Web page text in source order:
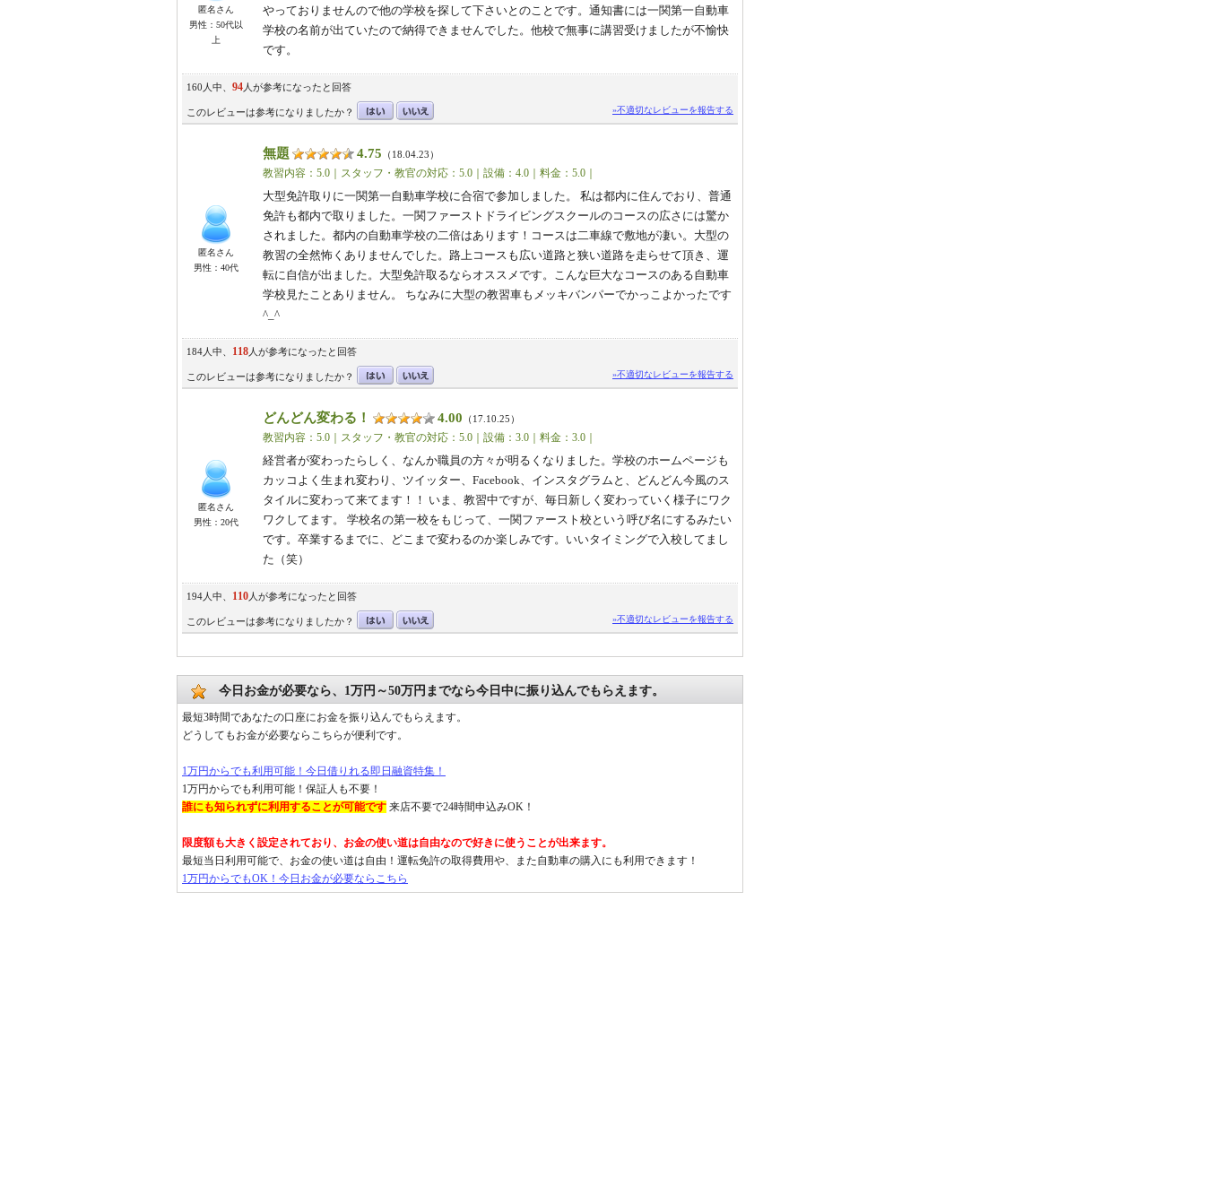
匿名さん
男性：50代以
上
やっておりませんので他の学校を探して下さいとのことです。通知書には一関第一自動車
学校の名前が出ていたので納得できませんでした。他校で無事に講習受けましたが不愉快
です。
160人中、 94 人が参考になったと回答
このレビューは参考になりましたか？ »不適切なレビューを報告する
匿名さん
男性：40代
無題 4.75 （18.04.23）
教習内容：5.0｜スタッフ・教官の対応：5.0｜設備：4.0｜料金：5.0｜
大型免許取りに一関第一自動車学校に合宿で参加しました。 私は都内に住んでおり、普通
免許も都内で取りました。一関ファーストドライビングスクールのコースの広さには驚か
されました。都内の自動車学校の二倍はあります！コースは二車線で敷地が凄い。大型の
教習の全然怖くありませんでした。路上コースも広い道路と狭い道路を走らせて頂き、運
転に自信が出ました。大型免許取るならオススメです。こんな巨大なコースのある自動車
学校見たことありません。 ちなみに大型の教習車もメッキバンパーでかっこよかったです
^_^
184人中、 118 人が参考になったと回答
このレビューは参考になりましたか？ »不適切なレビューを報告する
匿名さん
男性：20代
どんどん変わる！ 4.00 （17.10.25）
教習内容：5.0｜スタッフ・教官の対応：5.0｜設備：3.0｜料金：3.0｜
経営者が変わったらしく、なんか職員の方々が明るくなりました。学校のホームページも
カッコよく生まれ変わり、ツイッター、Facebook、インスタグラムと、どんどん今風のス
タイルに変わって来てます！！ いま、教習中ですが、毎日新しく変わっていく様子にワク
ワクしてます。 学校名の第一校をもじって、一関ファースト校という呼び名にするみたい
です。卒業するまでに、どこまで変わるのか楽しみです。いいタイミングで入校してまし
た（笑）
194人中、 110 人が参考になったと回答
このレビューは参考になりましたか？ »不適切なレビューを報告する
今日お金が必要なら、1万円～50万円までなら今日中に振り込んでもらえます。
最短3時間であなたの口座にお金を振り込んでもらえます。
どうしてもお金が必要ならこちらが便利です。
1万円からでも利用可能！今日借りれる即日融資特集！
1万円からでも利用可能！保証人も不要！
誰にも知られずに利用することが可能です 来店不要で24時間申込みOK！
限度額も大きく設定されており、お金の使い道は自由なので好きに使うことが出来ます。
最短当日利用可能で、お金の使い道は自由！運転免許の取得費用や、また自動車の購入にも利用できます！
1万円からでもOK！今日お金が必要ならこちら